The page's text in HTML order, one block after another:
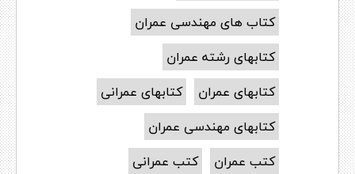
کتاب های مهندسی عمران
کتابهای رشته عمران
کتابهای عمران
کتابهای عمرانی
کتابهای مهندسی عمران
کتب عمران
کتب عمرانی